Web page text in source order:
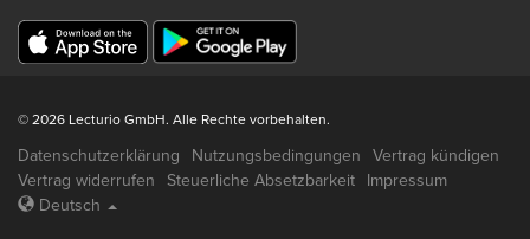
© 2026 Lecturio GmbH. Alle Rechte vorbehalten.
Datenschutzerklärung Nutzungsbedingungen
Vertrag kündigen
Vertrag widerrufen
Steuerliche Absetzbarkeit
Impressum
Deutsch